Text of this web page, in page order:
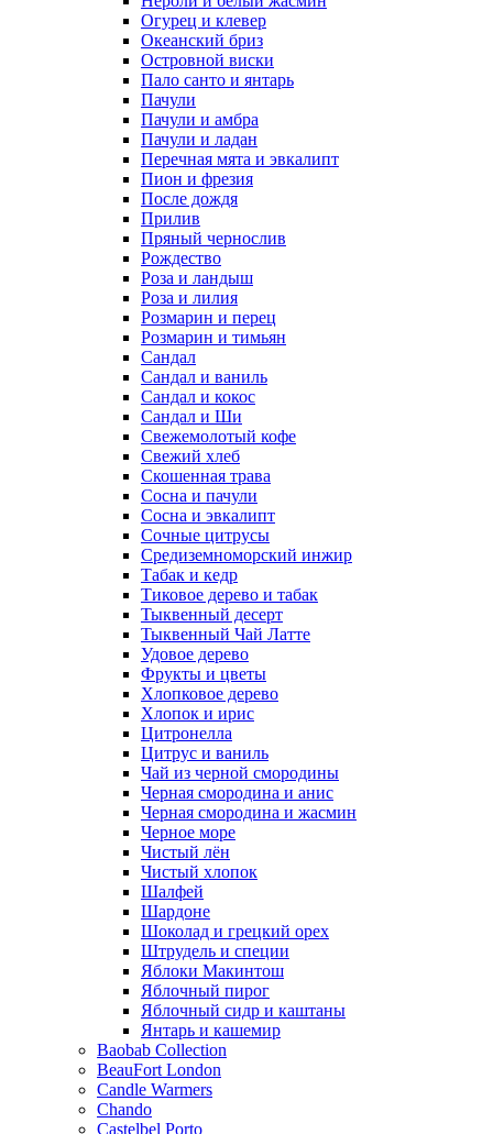
Огурец и клевер
Океанский бриз
Островной виски
Пало санто и янтарь
Пачули
Пачули и амбра
Пачули и ладан
Перечная мята и эвкалипт
Пион и фрезия
После дождя
Прилив
Пряный чернослив
Рождество
Роза и ландыш
Роза и лилия
Розмарин и перец
Розмарин и тимьян
Сандал
Сандал и ваниль
Сандал и кокос
Сандал и Ши
Свежемолотый кофе
Свежий хлеб
Скошенная трава
Сосна и пачули
Сосна и эвкалипт
Сочные цитрусы
Средиземноморский инжир
Табак и кедр
Тиковое дерево и табак
Тыквенный десерт
Тыквенный Чай Латте
Удовое дерево
Фрукты и цветы
Хлопковое дерево
Хлопок и ирис
Цитронелла
Цитрус и ваниль
Чай из черной смородины
Черная смородина и анис
Черная смородина и жасмин
Черное море
Чистый лён
Чистый хлопок
Шалфей
Шардоне
Шоколад и грецкий орех
Штрудель и специи
Яблоки Макинтош
Яблочный пирог
Яблочный сидр и каштаны
Янтарь и кашемир
Baobab Collection
BeauFort London
Candle Warmers
Chando
Castelbel Porto